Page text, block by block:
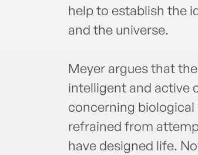
help to establish the
and the universe.
Meyer argues that
intelligent and active
concerning
refrained from
have designed life.